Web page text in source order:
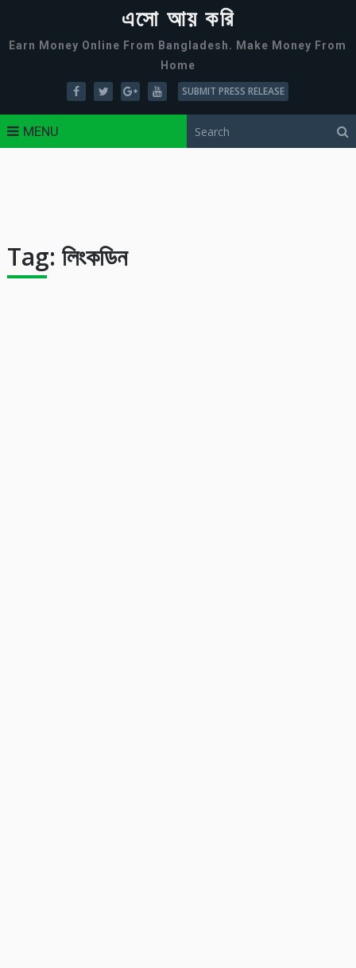
এসো আয় করি
Earn Money Online From Bangladesh. Make Money From
Home
SUBMIT PRESS RELEASE
MENU
Tag: লিংকডিন